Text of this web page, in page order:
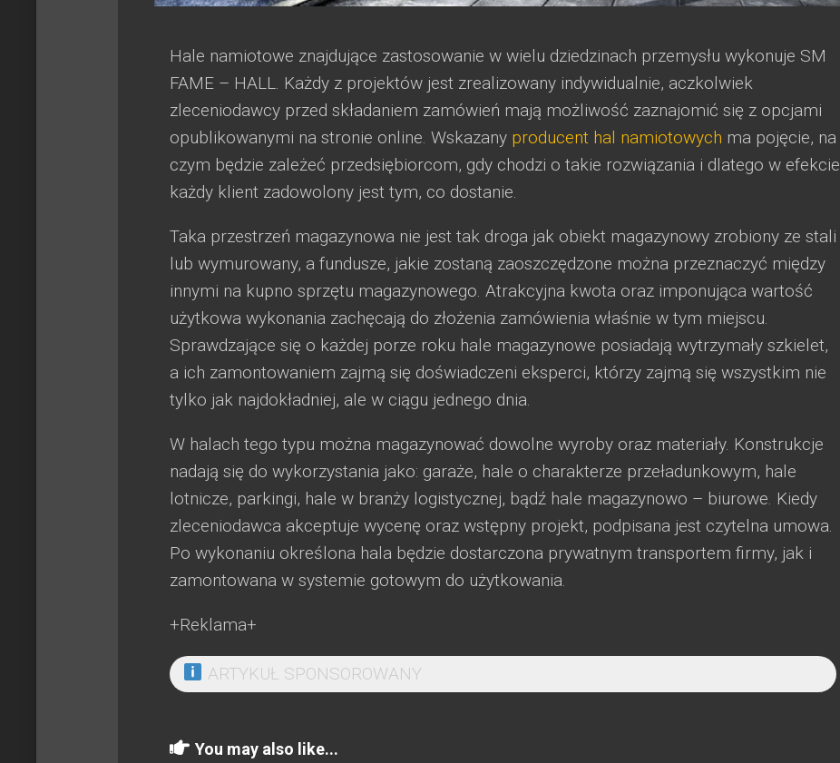
Hale namiotowe znajdujące zastosowanie w wielu dziedzinach przemysłu wykonuje SM
FAME – HALL. Każdy z projektów jest zrealizowany indywidualnie, aczkolwiek
zleceniodawcy przed składaniem zamówień mają możliwość zaznajomić się z opcjami
opublikowanymi na stronie online. Wskazany producent hal namiotowych ma pojęcie, na
czym będzie zależeć przedsiębiorcom, gdy chodzi o takie rozwiązania i dlatego w efekcie
każdy klient zadowolony jest tym, co dostanie.
Taka przestrzeń magazynowa nie jest tak droga jak obiekt magazynowy zrobiony ze stali
lub wymurowany, a fundusze, jakie zostaną zaoszczędzone można przeznaczyć między
innymi na kupno sprzętu magazynowego. Atrakcyjna kwota oraz imponująca wartość
użytkowa wykonania zachęcają do złożenia zamówienia właśnie w tym miejscu.
Sprawdzające się o każdej porze roku hale magazynowe posiadają wytrzymały szkielet,
a ich zamontowaniem zajmą się doświadczeni eksperci, którzy zajmą się wszystkim nie
tylko jak najdokładniej, ale w ciągu jednego dnia.
W halach tego typu można magazynować dowolne wyroby oraz materiały. Konstrukcje
nadają się do wykorzystania jako: garaże, hale o charakterze przeładunkowym, hale
lotnicze, parkingi, hale w branży logistycznej, bądź hale magazynowo – biurowe. Kiedy
zleceniodawca akceptuje wycenę oraz wstępny projekt, podpisana jest czytelna umowa.
Po wykonaniu określona hala będzie dostarczona prywatnym transportem firmy, jak i
zamontowana w systemie gotowym do użytkowania.
+Reklama+
ARTYKUŁ SPONSOROWANY
You may also like...